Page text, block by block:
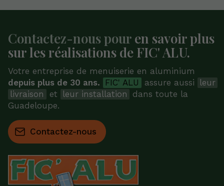
Contactez-nous pour en savoir plus
sur les réalisations de FIC' ALU.
Votre entreprise de menuiserie en aluminium
depuis plus de 30 ans.
FIC' ALU assure aussi
leur
livraison
et leur installation
dans toute la
Guadeloupe.
Contactez-nous